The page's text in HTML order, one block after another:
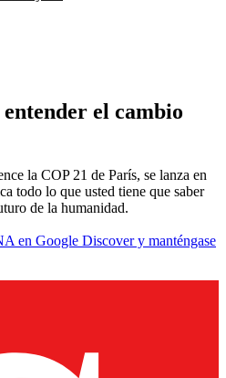
el cambio
la COP 21 de París, se lanza en
todo lo que usted tiene que saber
de la humanidad.
en Google Discover y manténgase